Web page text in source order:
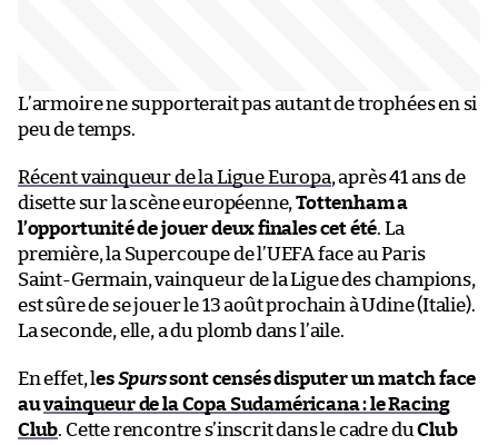
L’armoire ne supporterait pas autant de trophées en si
peu de temps.
Récent vainqueur de la Ligue Europa, après 41 ans de
disette sur la scène européenne,Tottenham a
l’opportunité de jouer deux finales cet été. La
première, la Supercoupe de l’UEFA face au Paris
Saint-Germain, vainqueur de la Ligue des champions,
est sûre de se jouer le 13 août prochain à Udine (Italie).
La seconde, elle, a du plomb dans l’aile.
En effet, lesSpurssont censés disputer un match face
auvainqueur de la Copa Sudaméricana : le Racing
Club. Cette rencontre s’inscrit dans le cadre duClub